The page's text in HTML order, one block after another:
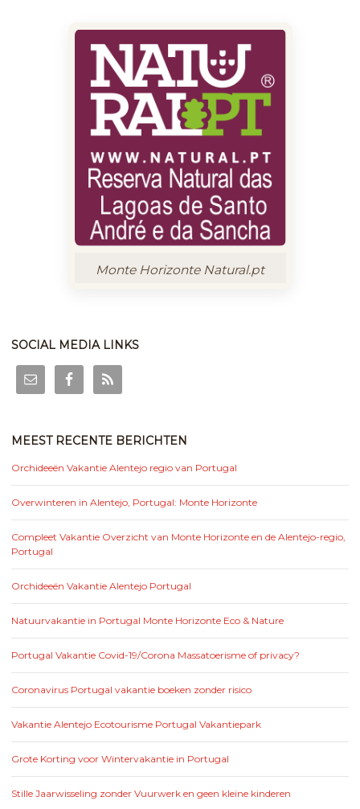
Monte Horizonte Natural.pt
SOCIAL MEDIA LINKS
MEEST RECENTE BERICHTEN
Orchideeën Vakantie Alentejo regio van Portugal
Overwinteren in Alentejo, Portugal: Monte Horizonte
Compleet Vakantie Overzicht van Monte Horizonte en de Alentejo-regio,
Portugal
Orchideeën Vakantie Alentejo Portugal
Natuurvakantie in Portugal Monte Horizonte Eco & Nature
Portugal Vakantie Covid-19/Corona Massatoerisme of privacy?
Coronavirus Portugal vakantie boeken zonder risico
Vakantie Alentejo Ecotourisme Portugal Vakantiepark
Grote Korting voor Wintervakantie in Portugal
Stille Jaarwisseling zonder Vuurwerk en geen kleine kinderen